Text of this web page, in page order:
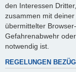
den Interessen
zusammen mit
übermittelter
Gefahrenabwehr
notwendig ist.
REGELUNGEN